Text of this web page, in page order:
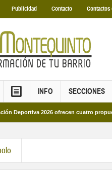
Publicidad Contacto Contactos
INFO SECCIONES
2026 ofrecen cuatro propuestas